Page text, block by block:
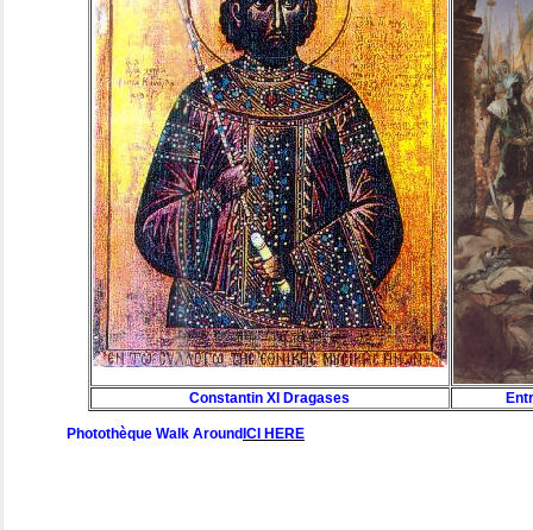
Constantin XI Dragases
Photothèque Walk Around ICI HERE